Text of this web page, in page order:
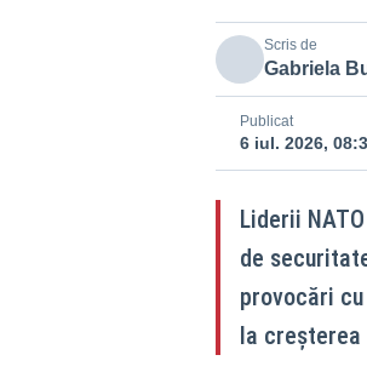
Scris de
Gabriela
Publicat
6 iul. 2026,
Liderii
de
provocări
la creșterea